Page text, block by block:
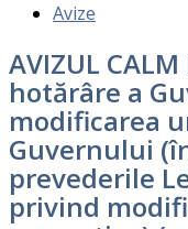
Avize
AVIZUL
hotărâre a
modificarea
Guvernului
prevederile
privind